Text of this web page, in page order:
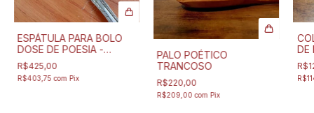
ESPÁTULA PARA BOLO
DOSE DE POESIA -
ACEITE UMA FATIA DE
ALEGRIA
R$425,00
R$403,75com Pix
PALO POÉTICO
TRANCOSO
R$220,00
R$209,00com Pix
DE